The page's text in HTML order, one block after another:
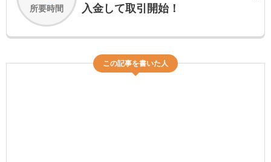
所要時間 入金して取引開始！
この記事を書いた人